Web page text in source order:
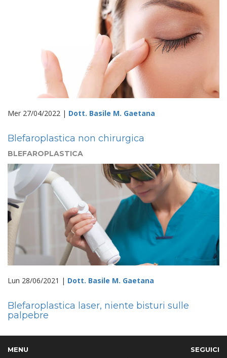
Mer 27/04/2022 | Dott. Basile M. Gaetana
Blefaroplastica non chirurgica
BLEFAROPLASTICA
Lun 28/06/2021 | Dott. Basile M. Gaetana
Blefaroplastica laser, niente bisturi sulle
palpebre
MENU
SEGUICI